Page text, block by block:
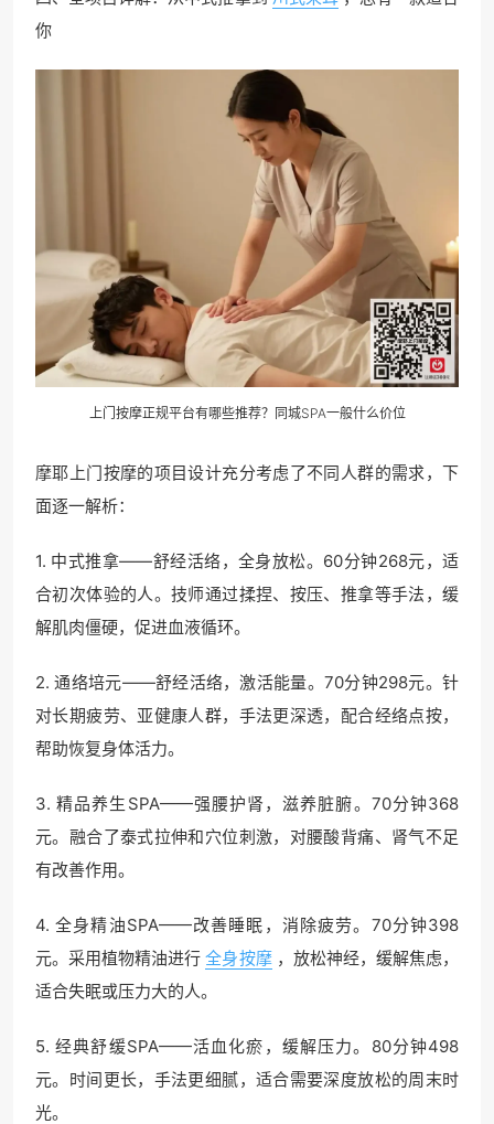
你
上门按摩正规平台有哪些推荐？同城SPA一般什么价位
摩耶上门按摩的项目设计充分考虑了不同人群的需求，下
面逐一解析：
1. 中式推拿——舒经活络，全身放松。60分钟268元，适
合初次体验的人。技师通过揉捏、按压、推拿等手法，缓
解肌肉僵硬，促进血液循环。
2. 通络培元——舒经活络，激活能量。70分钟298元。针
对长期疲劳、亚健康人群，手法更深透，配合经络点按，
帮助恢复身体活力。
3. 精品养生SPA——强腰护肾，滋养脏腑。70分钟368
元。融合了泰式拉伸和穴位刺激，对腰酸背痛、肾气不足
有改善作用。
4. 全身精油SPA——改善睡眠，消除疲劳。70分钟398
元。采用植物精油进行 全身按摩 ，放松神经，缓解焦虑，
适合失眠或压力大的人。
5. 经典舒缓SPA——活血化瘀，缓解压力。80分钟498
元。时间更长，手法更细腻，适合需要深度放松的周末时
光。